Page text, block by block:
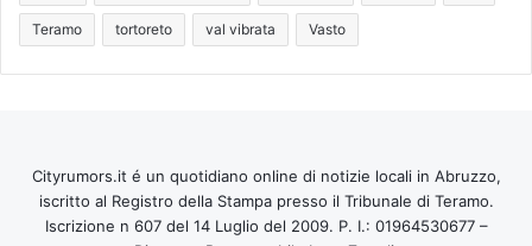
Teramo tortoreto val vibrata Vasto
Cityrumors.it é un quotidiano online di notizie locali in Abruzzo,
iscritto al Registro della Stampa presso il Tribunale di Teramo.
Iscrizione n 607 del 14 Luglio del 2009. P. I.: 01964530677 –